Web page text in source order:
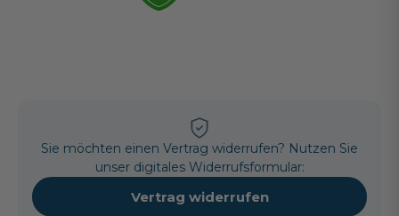
Sie möchten einen Vertrag widerrufen? Nutzen Sie
unser digitales Widerrufsformular:
Vertrag widerrufen